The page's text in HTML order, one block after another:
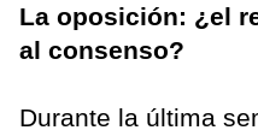
La oposición: ¿el
al consenso?
Durante la última